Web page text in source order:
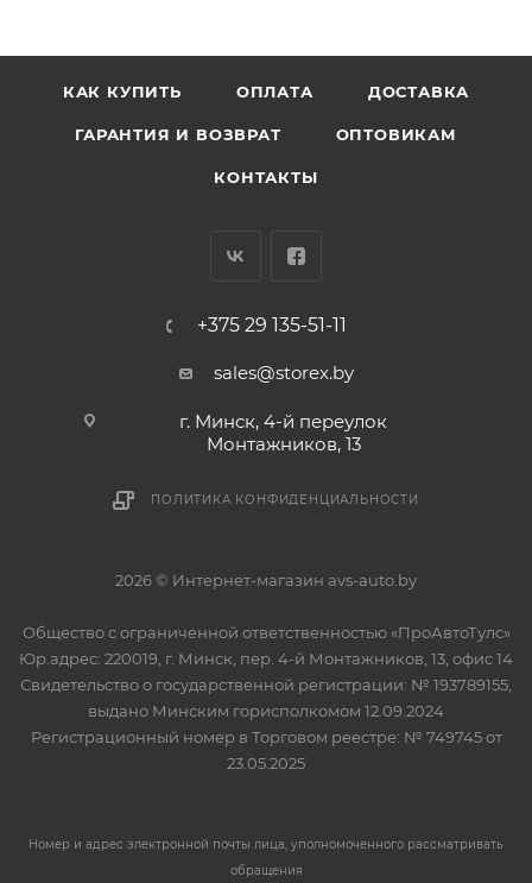
КАК КУПИТЬ ОПЛАТА ДОСТАВКА
ГАРАНТИЯ И ВОЗВРАТ ОПТОВИКАМ
КОНТАКТЫ
+375 29 135-51-11
sales@storex.by
г. Минск, 4-й переулок
Монтажников, 13
ПОЛИТИКА КОНФИДЕНЦИАЛЬНОСТИ
2026 © Интернет-магазин avs-auto.by
Общество с ограниченной ответственностью «ПроАвтоТулс»
Юр.адрес: 220019, г. Минск, пер. 4-й Монтажников, 13, офис 14
Свидетельство о государственной регистрации: № 193789155,
выдано Минским горисполкомом 12.09.2024
Регистрационный номер в Торговом реестре: № 749745 от
23.05.2025
Номер и адрес электронной почты лица, уполномоченного рассматривать
обращения